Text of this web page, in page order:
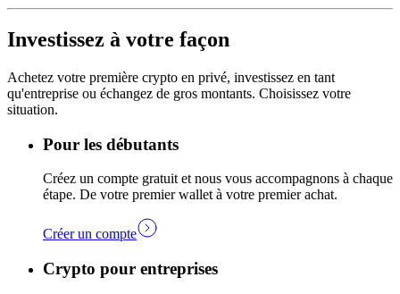
Investissez à votre façon
Achetez votre première crypto en privé, investissez en tant
qu'entreprise ou échangez de gros montants. Choisissez votre
situation.
Pour les débutants
Créez un compte gratuit et nous vous accompagnons à chaque
étape. De votre premier wallet à votre premier achat.
Créer un compte
Crypto pour entreprises